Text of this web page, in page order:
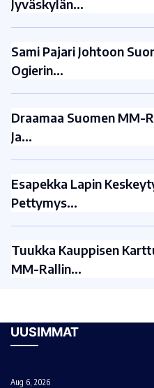
Jyväskylän…
Sami Pajari Johtoon
Ogierin…
Draamaa Suomen MM-
Ja…
Esapekka Lapin
Pettymys…
Tuukka Kauppisen
MM-Rallin…
UUSIMMAT
Aug 6, 2026